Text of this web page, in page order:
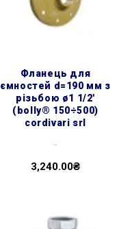
фланець для
ємностей d=190 мм з
різьбою ø1 1/2'
(bolly® 150÷500)
cordivari srl
3,240.00₴